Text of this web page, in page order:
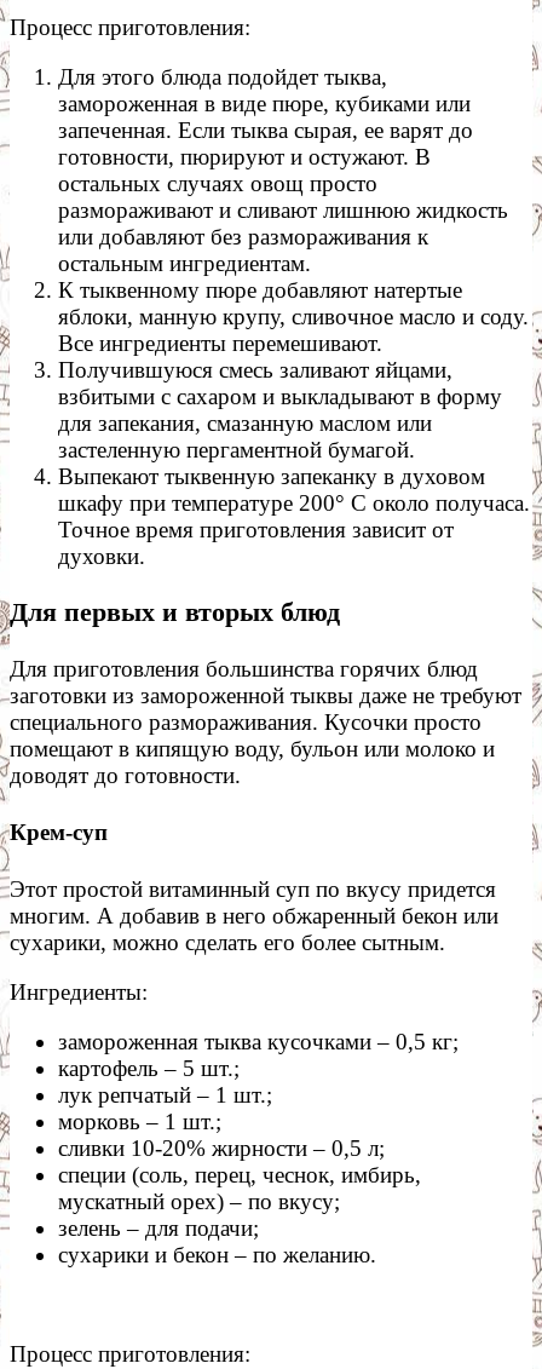
Процесс приготовления:
Для этого блюда подойдет тыква,
замороженная в виде пюре, кубиками или
запеченная. Если тыква сырая, ее варят до
готовности, пюрируют и остужают. В
остальных случаях овощ просто
размораживают и сливают лишнюю жидкость
или добавляют без размораживания к
остальным ингредиентам.
К тыквенному пюре добавляют натертые
яблоки, манную крупу, сливочное масло и соду.
Все ингредиенты перемешивают.
Получившуюся смесь заливают яйцами,
взбитыми с сахаром и выкладывают в форму
для запекания, смазанную маслом или
застеленную пергаментной бумагой.
Выпекают тыквенную запеканку в духовом
шкафу при температуре 200° С около получаса.
Точное время приготовления зависит от
духовки.
Для первых и вторых блюд
Для приготовления большинства горячих блюд
заготовки из замороженной тыквы даже не требуют
специального размораживания. Кусочки просто
помещают в кипящую воду, бульон или молоко и
доводят до готовности.
Крем-суп
Этот простой витаминный суп по вкусу придется
многим. А добавив в него обжаренный бекон или
сухарики, можно сделать его более сытным.
Ингредиенты:
замороженная тыква кусочками – 0,5 кг;
картофель – 5 шт.;
лук репчатый – 1 шт.;
морковь – 1 шт.;
сливки 10-20% жирности – 0,5 л;
специи (соль, перец, чеснок, имбирь,
мускатный орех) – по вкусу;
зелень – для подачи;
сухарики и бекон – по желанию.
Процесс приготовления: